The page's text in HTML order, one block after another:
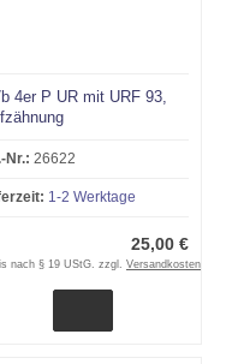
4er P UR mit URF 93,
Nr.: 26622
1-2 Werktage
25,00 €
nach § 19 UStG. zzgl. Versandkosten